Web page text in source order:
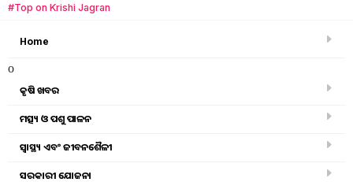
#Top on Krishi Jagran
Home
o
କୃଷି ଖବର
ମତ୍ସ୍ୟ ଓ ପଶୁ ପାଳନ
ସ୍ୱାସ୍ଥ୍ୟ ଏବଂ ଜୀବନଶୈଳୀ
ସରକାରୀ ଯୋଜନା
ସଫଳ କାହାଣୀ